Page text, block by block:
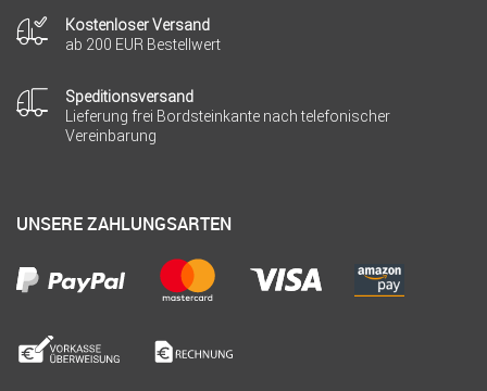
Kostenloser Versand
ab 200 EUR Bestellwert
Speditionsversand
Lieferung frei Bordsteinkante nach telefonischer
Vereinbarung
UNSERE ZAHLUNGSARTEN